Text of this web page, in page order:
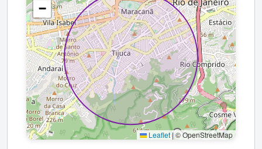
−
Leaflet |© OpenStreetMap